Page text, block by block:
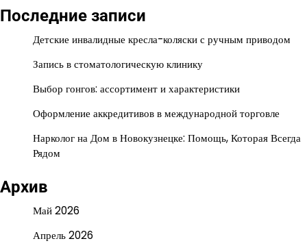
Последние записи
Детские инвалидные кресла-коляски с ручным приводом
Запись в стоматологическую клинику
Выбор гонгов: ассортимент и характеристики
Оформление аккредитивов в международной торговле
Нарколог на Дом в Новокузнецке: Помощь, Которая Всегда
Рядом
Архив
Май 2026
Апрель 2026